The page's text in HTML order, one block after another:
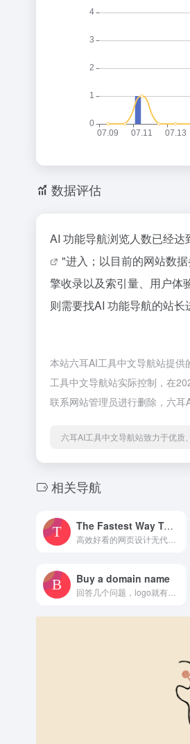
数据评估
AI 功能导航浏览人数已经
"进入；以目前的网站数
擎收录以及索引量、用户体
则需要找AI 功能导航的站
本站六耳AI工具中文导航站提
工具中文导航站实际控制，在
联系网站管理员进行删除，六耳
六耳AI工具中文导航站致力于优质
相关导航
The Fastest Way To Design And Build A Website 网页设计
Buy a domain name